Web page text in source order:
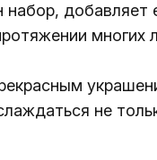
многих
не